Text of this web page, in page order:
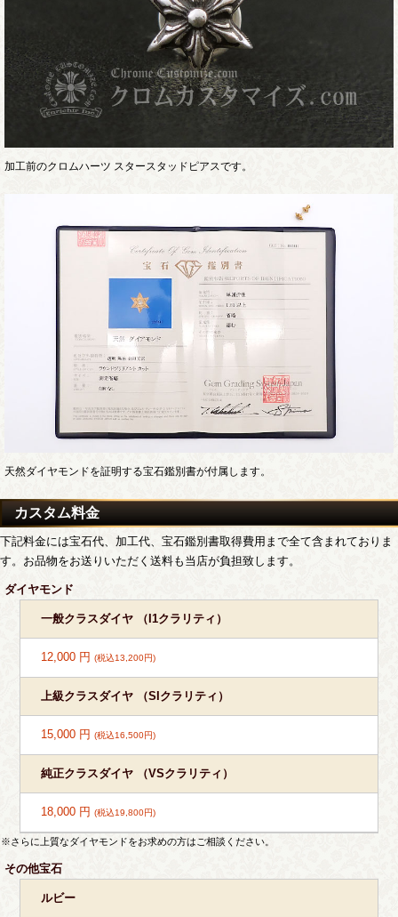
加工前のクロムハーツ スタースタッドピアスです。
天然ダイヤモンドを証明する宝石鑑別書が付属します。
カスタム料金
下記料金には宝石代、加工代、宝石鑑別書取得費用まで全て含まれておりま
す。お品物をお送りいただく送料も当店が負担致します。
ダイヤモンド
一般クラスダイヤ （I1クラリティ）
12,000 円(税込13,200円)
上級クラスダイヤ （SIクラリティ）
15,000 円(税込16,500円)
純正クラスダイヤ （VSクラリティ）
18,000 円(税込19,800円)
※さらに上質なダイヤモンドをお求めの方はご相談ください。
その他宝石
ルビー